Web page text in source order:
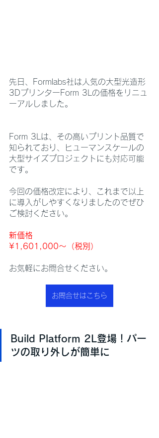
先日、Formlabs社は人気の大型光造形
3DプリンターForm 3Lの価格をリニュ
ーアルしました。
Form 3Lは、その高いプリント品質で
知られており、ヒューマンスケールの
大型サイズプロジェクトにも対応可能
です。
今回の価格改定により、これまで以上
に導入がしやすくなりましたのでぜひ
ご検討ください。
新価格
¥1,601,000〜（税別）
お気軽にお問合せください。
お問合せはこちら
Build Platform 2L登場！パー
ツの取り外しが簡単に